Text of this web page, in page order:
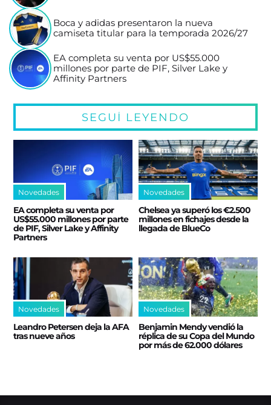
Boca y adidas presentaron la nueva
camiseta titular para la temporada 2026/27
EA completa su venta por US$55.000
millones por parte de PIF, Silver Lake y
Affinity Partners
SEGUÍ LEYENDO
Novedades
EA completa su venta por
US$55.000 millones por parte
de PIF, Silver Lake y Affinity
Partners
Novedades
Chelsea ya superó los €2.500
millones en fichajes desde la
llegada de BlueCo
Novedades
Leandro Petersen deja la AFA
tras nueve años
Novedades
Benjamin Mendy vendió la
réplica de su Copa del Mundo
por más de 62.000 dólares